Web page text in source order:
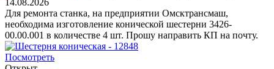
Для ремонта станка, на предприятии Омсктрансмаш,
необходима изготовление конической шестерни 3426-
00.00.001 в количестве 4 шт. Прошу направить КП на почту.
Посмотреть